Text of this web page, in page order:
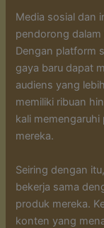
Media sosial dan
pendorong
Dengan platform
gaya baru dapat
audiens yang
memiliki ribuan
kali
mereka.
Seiring dengan
bekerja sama
produk mereka.
konten yang